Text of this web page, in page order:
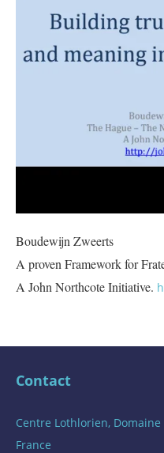
Boudewijn Zweerts
A proven Framework for
A John Northcote Initiative.
Contact
Centre Lothlorien,
France